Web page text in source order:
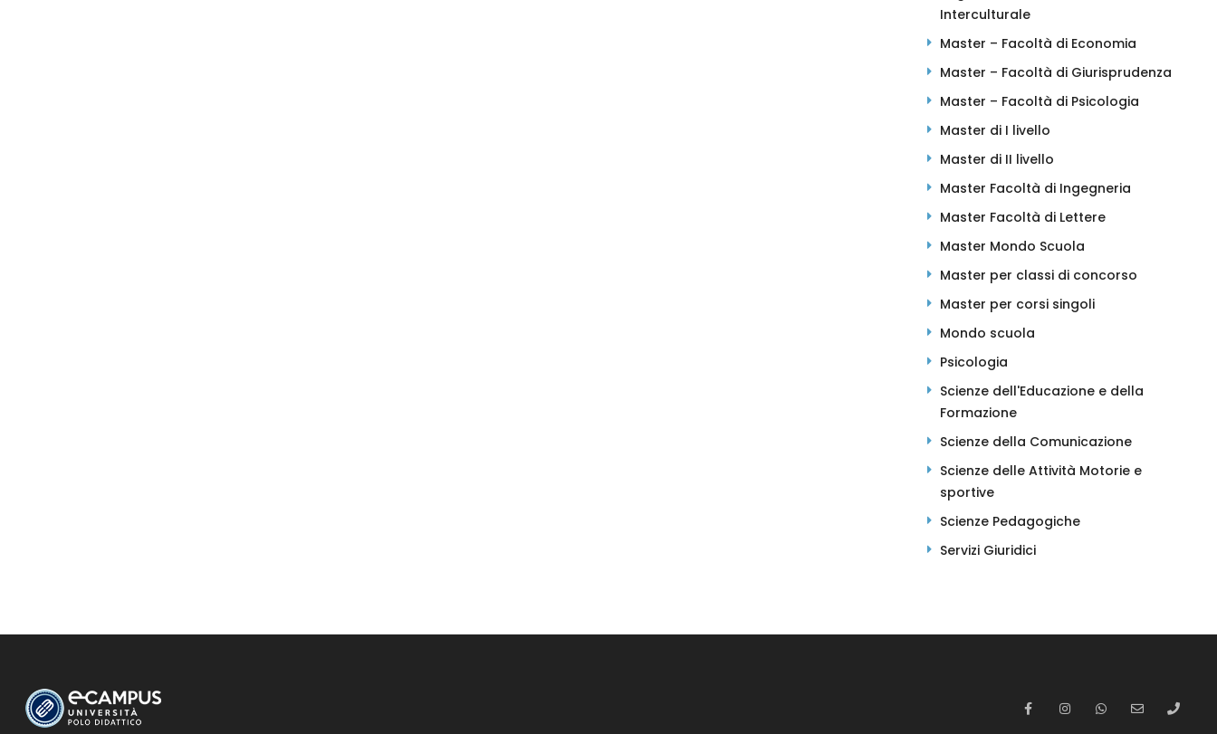
Interculturale
Master – Facoltà di Economia
Master – Facoltà di Giurisprudenza
Master – Facoltà di Psicologia
Master di I livello
Master di II livello
Master Facoltà di Ingegneria
Master Facoltà di Lettere
Master Mondo Scuola
Master per classi di concorso
Master per corsi singoli
Mondo scuola
Psicologia
Scienze dell'Educazione e della
Formazione
Scienze della Comunicazione
Scienze delle Attività Motorie e
sportive
Scienze Pedagogiche
Servizi Giuridici